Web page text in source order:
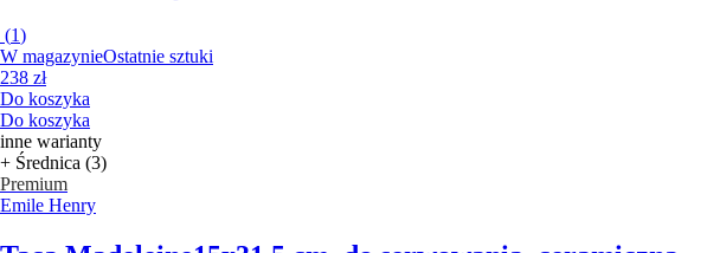
(1)
W magazynieOstatnie sztuki
238 zł
Do koszyka
Do koszyka
inne warianty
+ Średnica (3)
Premium
Emile Henry